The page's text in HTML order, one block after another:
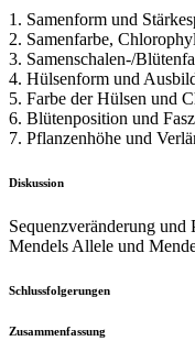
1. Samenform und
2. Samenfarbe,
3. Samenschalen-/
4. Hülsenform und
5. Farbe der Hülsen und
6. Blütenposition und
7. Pflanzenhöhe und
Diskussion
Sequenzveränderung und
Mendels Allele und
Schlussfolgerungen
Zusammenfassung